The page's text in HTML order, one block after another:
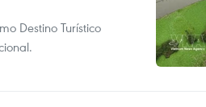
Destino Turístico